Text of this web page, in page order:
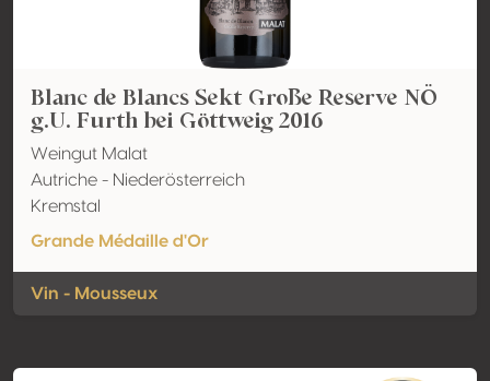
Blanc de Blancs Sekt Große Reserve NÖ
g.U. Furth bei Göttweig 2016
Weingut Malat
Autriche - Niederösterreich
Kremstal
Grande Médaille d'Or
Vin - Mousseux